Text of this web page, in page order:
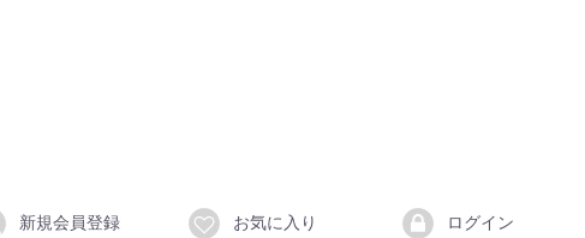
新規会員登録 お気に入り ログイン